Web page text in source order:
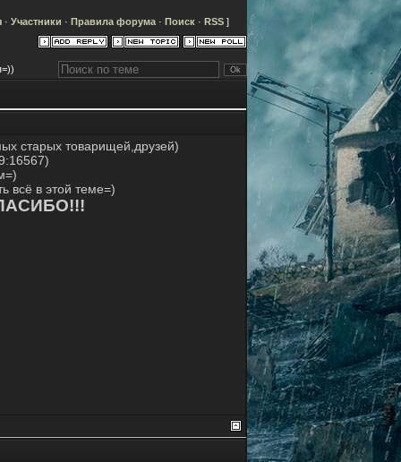
· Участники · Правила форума · Поиск · RSS ]
старых товарищей,друзей)
всё в этой теме=)